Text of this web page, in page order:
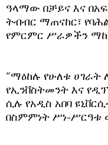
ዓላማው በቻይና እና
ትብብር ማጠናከር፣
የምርምር ሥራዎችን
“ማዕከሉ የሁለቱ ሀገራት
የኢንቨስትመንት እና
ሲሉ የአዲስ አበባ
በስምምነት ሥነ-ሥርዓቱ